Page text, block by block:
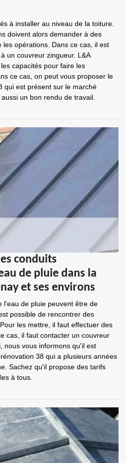
à installer au niveau de la toiture.
doivent alors demander à des
les opérations. Dans ce cas, il est
un couvreur zingueur. L&A
capacités pour faire les
ce cas, on peut vous proposer le
qui est présent sur le marché
un bon rendu de travail.
conduits
de pluie dans la
et ses environs
l'eau de pluie peuvent être de
possible de rencontrer des
les mettre, il faut effectuer des
cas, il faut contacter un couvreur
nous vous informons qu'il est
38 qui a plusieurs années
Sachez qu'il propose des tarifs
à tous.